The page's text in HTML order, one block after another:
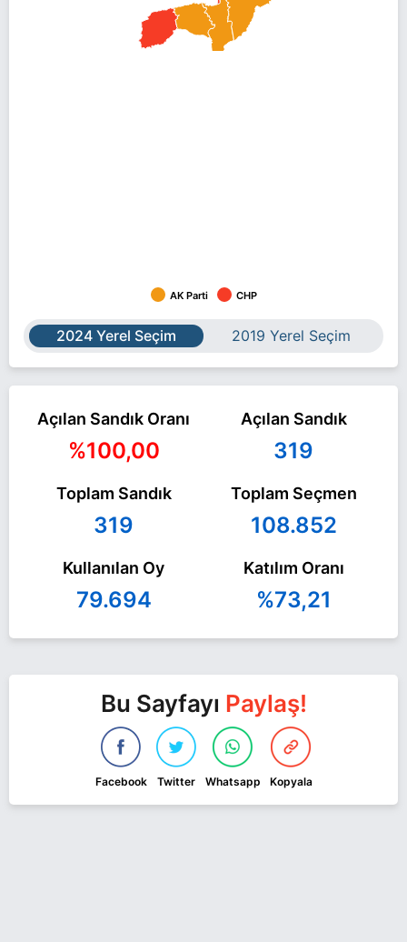
AK Parti CHP
2024 Yerel Seçim 2019 Yerel Seçim
Açılan Sandık Oranı
%100,00
Açılan Sandık
319
Toplam Sandık
319
Toplam Seçmen
108.852
Kullanılan Oy
79.694
Katılım Oranı
%73,21
Bu Sayfayı Paylaş!
Facebook Twitter Whatsapp Kopyala